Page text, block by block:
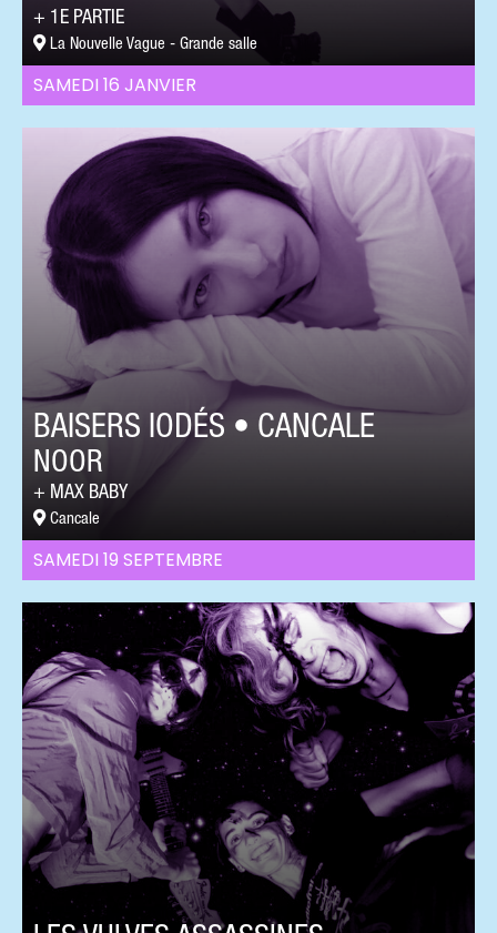
SAMEDI 16 JANVIER
1E PARTIE
La Nouvelle Vague - Grande salle
SAMEDI 19 SEPTEMBRE
BAISERS IODÉS • CANCALE
NOOR
MAX BABY
Cancale